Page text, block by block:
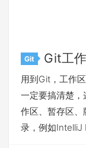
Git Git工
用到Git，工作
一定要搞清楚
作区、暂存区、
录，例如IntelliJ